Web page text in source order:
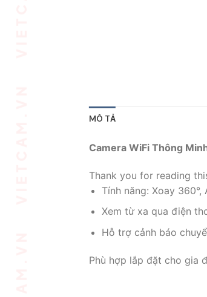
MÔ TẢ
Camera WiFi Thông
Thank you for reading
Tính năng: Xoay
Xem từ xa qua điện
Hỗ trợ cảnh báo
Phù hợp lắp đặt cho gia